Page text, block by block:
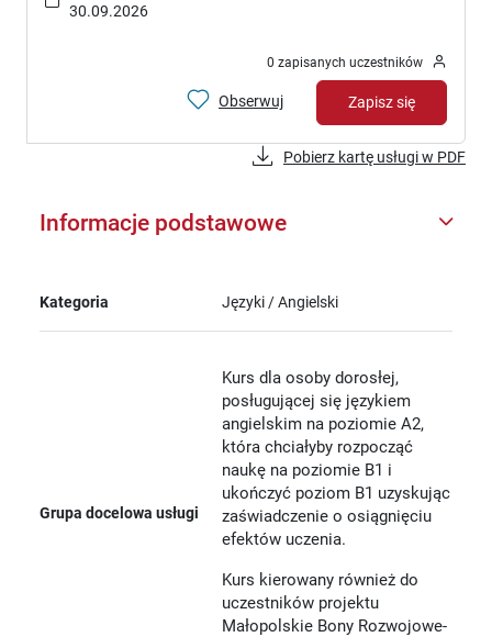
30.09.2026
0 zapisanych uczestników
Obserwuj Zapisz się
Pobierz kartę usługi w PDF
Informacje podstawowe
Kategoria Języki / Angielski
Grupa docelowa usługi
Kurs dla osoby dorosłej,
posługującej się językiem
angielskim na poziomie A2,
która chciałyby rozpocząć
naukę na poziomie B1 i
ukończyć poziom B1 uzyskując
zaświadczenie o osiągnięciu
efektów uczenia.
Kurs kierowany również do
uczestników projektu
Małopolskie Bony Rozwojowe-